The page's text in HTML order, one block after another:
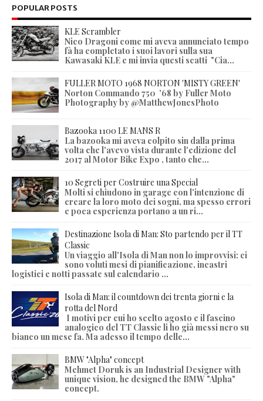
POPULAR POSTS
KLE Scrambler
Nico Dragoni come mi aveva annunciato tempo
fà ha completato i suoi lavori sulla sua
Kawasaki KLE e mi invia questi scatti "Cia...
FULLER MOTO 1968 NORTON 'MISTY GREEN'
Norton Commando 750 '68 by Fuller Moto
Photography by @MatthewJonesPhoto
Bazooka 1100 LE MANS R
La bazooka mi aveva colpito sin dalla prima
volta che l'avevo vista durante l'edizione del
2017 al Motor Bike Expo , tanto che...
10 Segreti per Costruire una Special
Molti si chiudono in garage con l'intenzione di
creare la loro moto dei sogni, ma spesso errori
e poca esperienza portano a un ri...
Destinazione Isola di Man: Sto partendo per il TT
Classic
Un viaggio all'Isola di Man non lo improvvisi: ci
sono voluti mesi di pianificazione, incastri
logistici e notti passate sul calendario ...
Isola di Man: il countdown dei trenta giorni e la
rotta del Nord
I motivi per cui ho scelto agosto e il fascino
analogico del TT Classic li ho già messi nero su
bianco un mese fa. Ma adesso il tempo delle...
BMW "Alpha" concept
Mehmet Doruk is an Industrial Designer with
unique vision, he designed the BMW "Alpha"
concept.